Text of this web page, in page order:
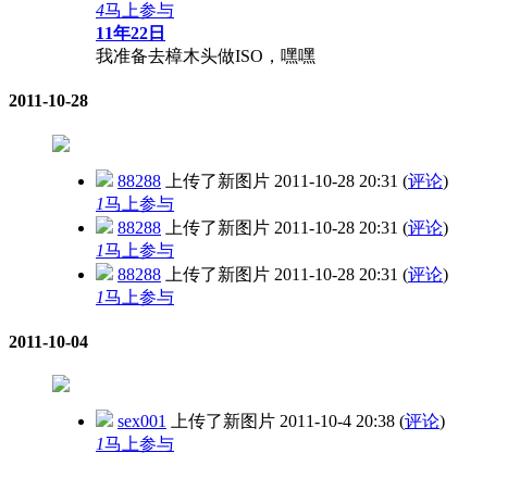
4马上参与
11年22日
我准备去樟木头做ISO，嘿嘿
2011-10-28
88288 上传了新图片 2011-10-28 20:31 (评论)
1马上参与
88288 上传了新图片 2011-10-28 20:31 (评论)
1马上参与
88288 上传了新图片 2011-10-28 20:31 (评论)
1马上参与
2011-10-04
sex001 上传了新图片 2011-10-4 20:38 (评论)
1马上参与